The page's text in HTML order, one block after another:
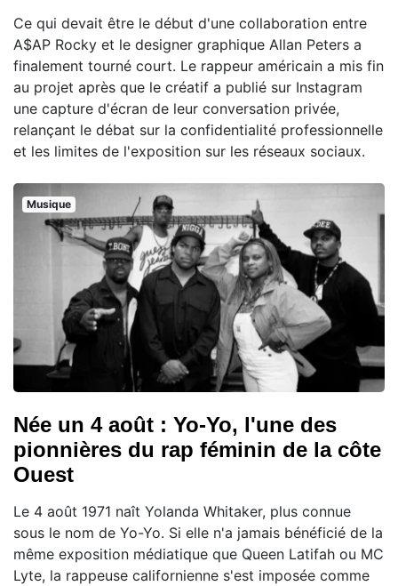
Ce qui devait être le début d'une collaboration entre
A$AP Rocky et le designer graphique Allan Peters a
finalement tourné court. Le rappeur américain a mis fin
au projet après que le créatif a publié sur Instagram
une capture d'écran de leur conversation privée,
relançant le débat sur la confidentialité professionnelle
et les limites de l'exposition sur les réseaux sociaux.
Musique
Née un 4 août : Yo-Yo, l'une des
pionnières du rap féminin de la côte
Ouest
Le 4 août 1971 naît Yolanda Whitaker, plus connue
sous le nom de Yo-Yo. Si elle n'a jamais bénéficié de la
même exposition médiatique que Queen Latifah ou MC
Lyte, la rappeuse californienne s'est imposée comme